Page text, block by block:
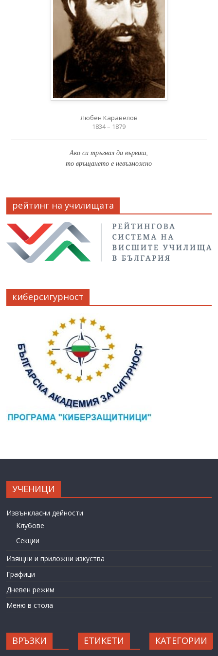
Любен Каравелов
1834 – 1879
Ако си тръгнал да вървиш,
то връщането е невъзможно
рейтинг на училищата
киберсигурност
УЧЕНИЦИ
Извънкласни дейности
Клубове
Секции
Изящни и приложни изкуства
Графици
Дневен режим
Меню в стола
ВРЪЗКИ ЕТИКЕТИ КАТЕГОРИИ